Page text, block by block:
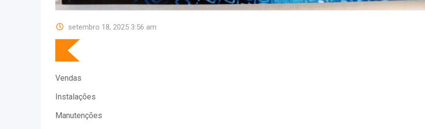
setembro 18, 2025 3:56 am
Vendas
Instalações
Manutenções